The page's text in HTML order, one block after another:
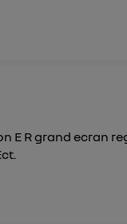
E R grand ecran